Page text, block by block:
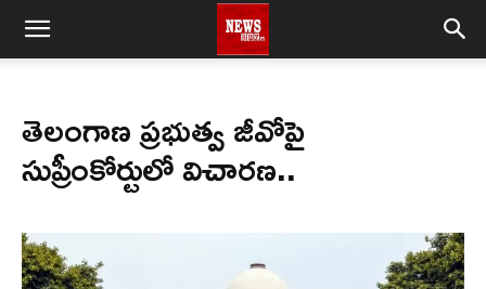
తెలంగాణ ప్రభుత్వ జీవో‌పై
సుప్రీంకోర్టులో విచారణ..